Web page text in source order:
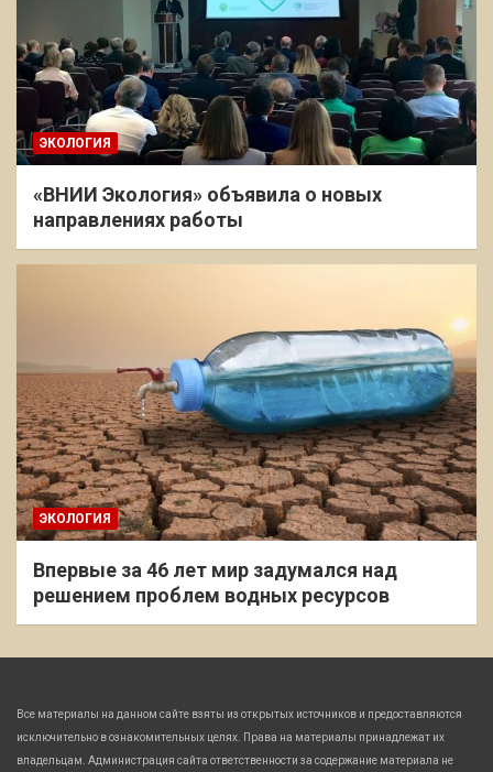
ЭКОЛОГИЯ
«ВНИИ Экология» объявила о новых
направлениях работы
ЭКОЛОГИЯ
Впервые за 46 лет мир задумался над
решением проблем водных ресурсов
Все материалы на данном сайте взяты из открытых источников и предоставляются
исключительно в ознакомительных целях. Права на материалы принадлежат их
владельцам. Администрация сайта ответственности за содержание материала не